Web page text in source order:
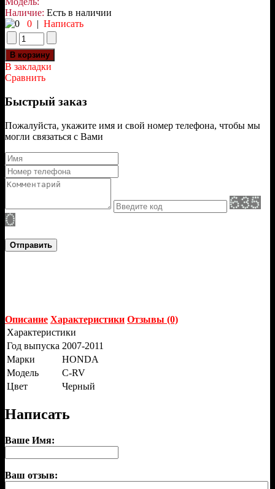
Наличие: Есть в наличии
0 | Написать
В закладки
Сравнить
Быстрый заказ
Пожалуйста, укажите имя и свой номер телефона, чтобы мы
могли связаться с Вами
Отправить
Описание Характеристики Отзывы (0)
Характеристики
Год выпуска 2007-2011
Марки
HONDA
Модель
C-RV
Цвет
Черный
Написать
Ваше Имя:
Ваш отзыв: